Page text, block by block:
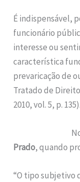
É indispensável,
funcionário
interesse ou
característica
prevaricação de
Tratado de Direito
2010, vol. 5, p. 135).
No
Prado, quando
“O tipo subjetivo